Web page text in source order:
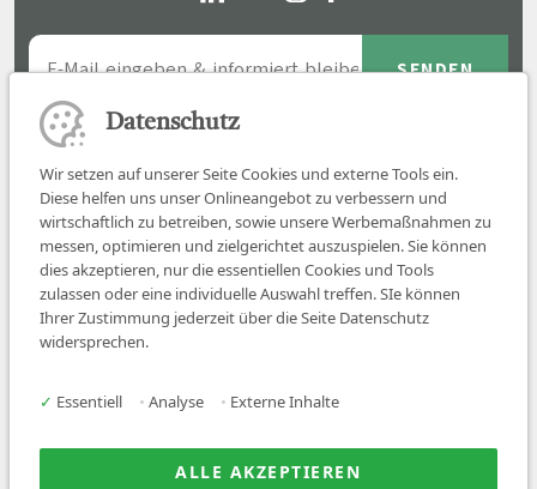
Job finden
Über uns
News
Datenschutz
Wir setzen auf unserer Seite Cookies und externe Tools ein.
Diese helfen uns unser Onlineangebot zu verbessern und
wirtschaftlich zu betreiben, sowie unsere Werbemaßnahmen zu
messen, optimieren und zielgerichtet auszuspielen. Sie können
dies akzeptieren, nur die essentiellen Cookies und Tools
zulassen oder eine individuelle Auswahl treffen. SIe können
Ihrer Zustimmung jederzeit über die Seite Datenschutz
widersprechen.
✓ Essentiell • Analyse • Externe Inhalte
ALLE AKZEPTIEREN